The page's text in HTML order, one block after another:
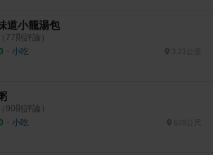
道小籠湯包
（ 77則評論）
・ 小吃
（ 90則評論）
・ 小吃